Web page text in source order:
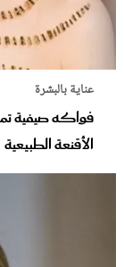
عناية بالبشرة
فواكه صيفية
الأقنعة الطبيعية